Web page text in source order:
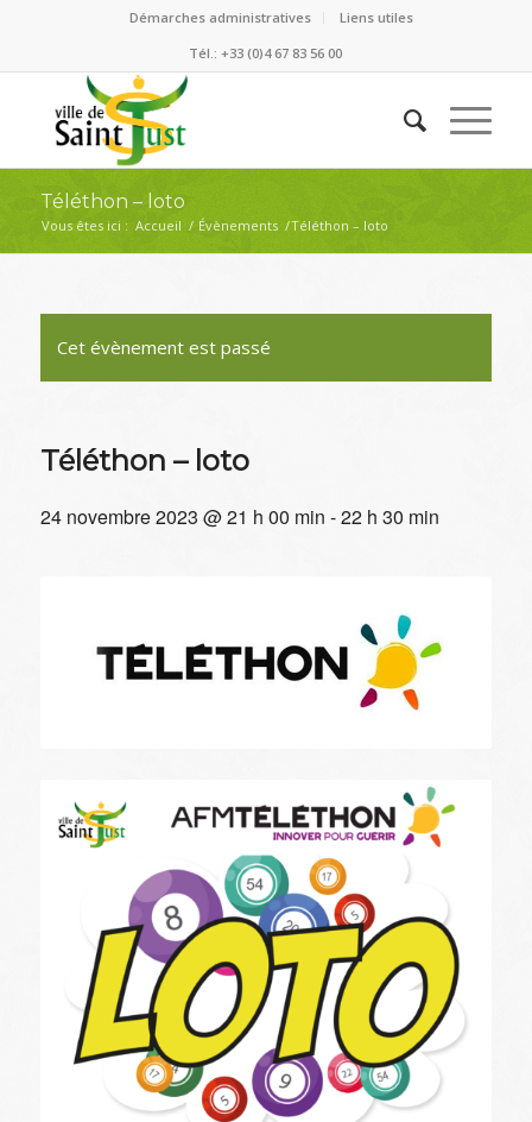
Démarches administratives
Liens utiles
Tél.: +33 (0)4 67 83 56 00
Téléthon – loto
Vous êtes ici : Accueil / Évènements /Téléthon – loto
Cet évènement est passé
Téléthon – loto
24 novembre 2023 @ 21 h 00 min -22 h 30 min